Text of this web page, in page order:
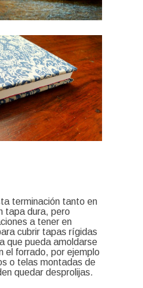
terminación tanto en
tapa dura, pero
a tener en
cubrir tapas rígidas
que pueda amoldarse
el forrado, por ejemplo
o telas montadas de
quedar desprolijas.